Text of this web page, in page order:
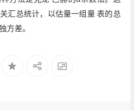
汇总统计，以估量一组量 表的总
方差。